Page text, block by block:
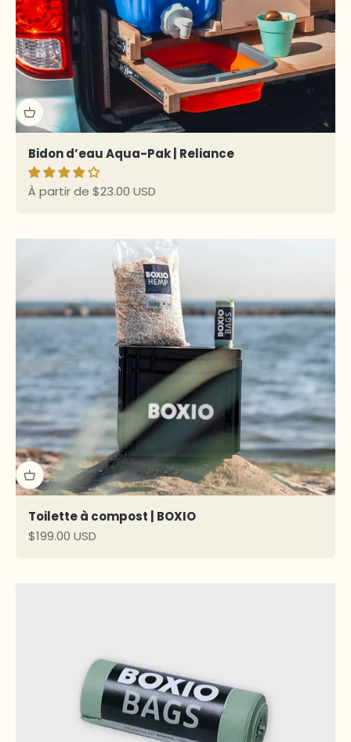
Bidon d’eau Aqua-Pak | Reliance
Prix de vente
À partir de $23.00 USD
Toilette à compost | BOXIO
Prix de vente
$199.00 USD